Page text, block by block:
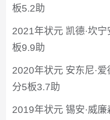
板5.2助
2021年状元 凯德·坎
板9.9助
2020年状元 安东尼·
分5板3.7助
2019年状元 锡安·威